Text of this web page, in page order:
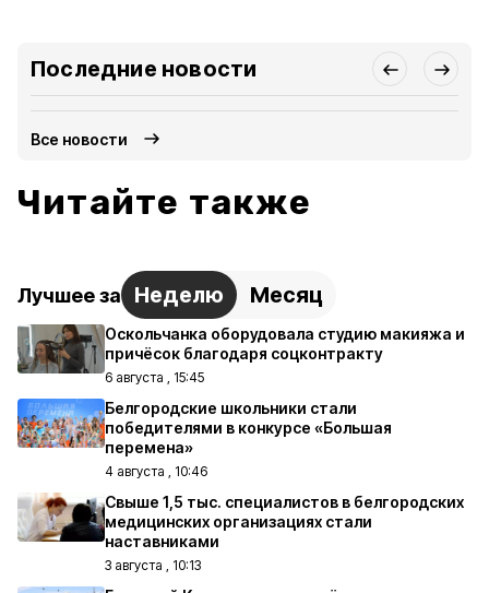
Последние новости
Все новости
Читайте также
Лучшее за Неделю Месяц
Оскольчанка оборудовала студию макияжа и
причёсок благодаря соцконтракту
6 августа , 15:45
Белгородские школьники стали
победителями в конкурсе «Большая
перемена»
4 августа , 10:46
Свыше 1,5 тыс. специалистов в белгородских
медицинских организациях стали
наставниками
3 августа , 10:13